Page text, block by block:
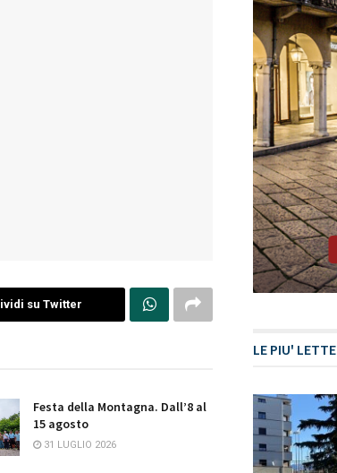
su Twitter
Festa della Montagna. Dall’8 al
15 agosto
31 LUGLIO 2026
LE PIU' LETTE